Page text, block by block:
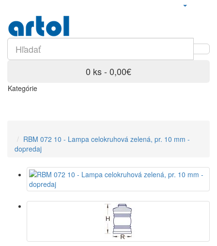
0 ks - 0,00€
Kategórie
RBM 072 10 - Lampa celokruhová zelená, pr. 10 mm -
dopredaj